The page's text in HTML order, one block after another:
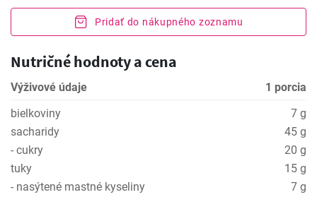
Pridať do nákupného zoznamu
Nutričné hodnoty a cena
Výživové údaje
1 porcia
bielkoviny
7 g
sacharidy
45 g
- cukry
20 g
tuky
15 g
- nasýtené mastné kyseliny
7 g